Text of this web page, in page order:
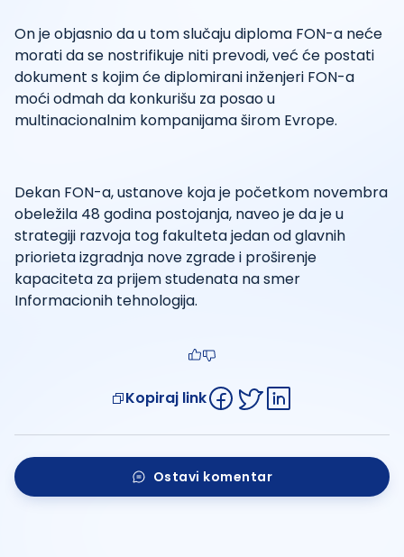
On je objasnio da u tom slučaju diploma FON-a neće
morati da se nostrifikuje niti prevodi, već će postati
dokument s kojim će diplomirani inženjeri FON-a
moći odmah da konkurišu za posao u
multinacionalnim kompanijama širom Evrope.
Dekan FON-a, ustanove koja je početkom novembra
obeležila 48 godina postojanja, naveo je da je u
strategiji razvoja tog fakulteta jedan od glavnih
priorieta izgradnja nove zgrade i proširenje
kapaciteta za prijem studenata na smer
Informacionih tehnologija.
Kopiraj link
Ostavi komentar